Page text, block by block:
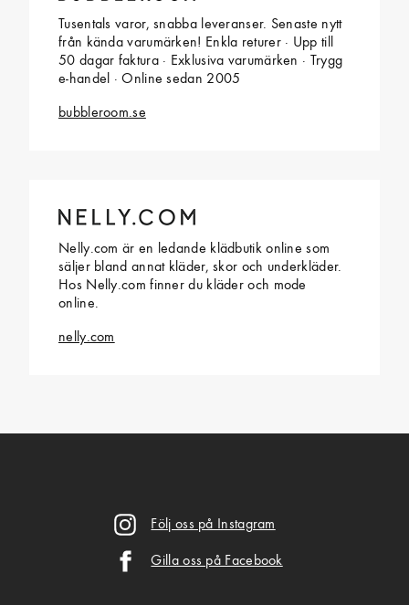
Tusentals varor, snabba leveranser. Senaste nytt
från kända varumärken! Enkla returer · Upp till
50 dagar faktura · Exklusiva varumärken · Trygg
e-handel · Online sedan 2005
bubbleroom.se
Nelly.com är en ledande klädbutik online som
säljer bland annat kläder, skor och underkläder.
Hos Nelly.com finner du kläder och mode
online.
nelly.com
Följ oss på Instagram
Gilla oss på Facebook